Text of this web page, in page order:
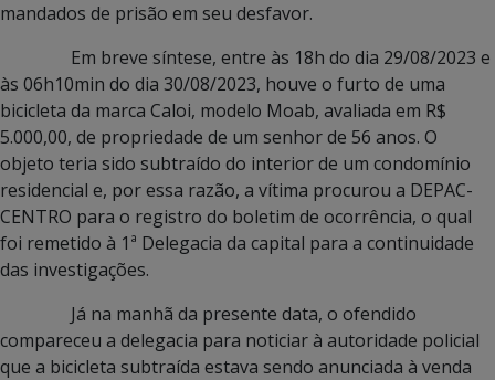
mandados de prisão em seu desfavor.
Em breve síntese, entre às 18h do dia 29/08/2023 e
às 06h10min do dia 30/08/2023, houve o furto de uma
bicicleta da marca Caloi, modelo Moab, avaliada em R$
5.000,00, de propriedade de um senhor de 56 anos. O
objeto teria sido subtraído do interior de um condomínio
residencial e, por essa razão, a vítima procurou a DEPAC-
CENTRO para o registro do boletim de ocorrência, o qual
foi remetido à 1ª Delegacia da capital para a continuidade
das investigações.
Já na manhã da presente data, o ofendido
compareceu a delegacia para noticiar à autoridade policial
que a bicicleta subtraída estava sendo anunciada à venda